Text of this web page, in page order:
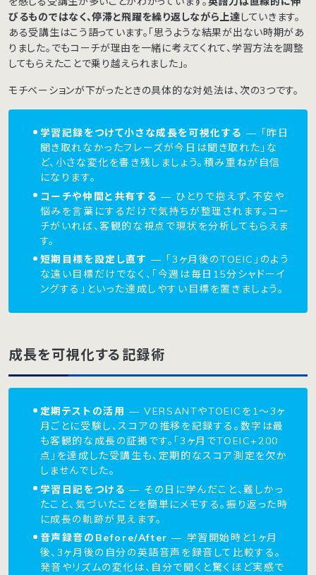
びるものではなく、停滞と飛躍を繰り返しながら上達していきます。
ある受講生はこう語っています。「思うような結果が出ない時期があ
りました。でもコーチが理由を一緒に考えてくれて、学習方法を調整
してもらえたことで乗り越えられました」。
モチベーションが下がったときの具体的な対処法は、次の3つです。
学習記録をつけて小さな成長を可視化する — 「昨日
聞き取れなかったフレーズが今日は聞き取れた」な
ど、小さな変化を書き残しましょう。積み重ねが自信
になります。
コーチや仲間と共有する — ひとりで抱えず、不安や
悩みを言葉にするだけで気持ちが整理されます。コー
チがいれば、客観的な視点で現状を分析してもらえま
す。
短期目標を設定し直す — 「3ヶ月後のTOEIC」のよう
な遠い目標だけでなく、「今週は毎日15分シャドーイ
ングする」といった達成しやすい目標を置きましょう。
成長を可視化する記録術
定期テストの活用 — VERSANTやTOEICを1〜3ヶ
月ごとに受験し、スコアの推移を記録する。数字は最
も客観的な成長の証拠です。「3ヶ月でTOEIC+200
点」を達成した受講生も、定期的なスコア測定を欠か
しませんでした。
学習日記をつける — その日に学んだこと、難しかっ
たこと、気づいたことを簡単にメモする。振り返った時
に成長の軌跡が見えます。
音声録音のBefore/After — 学習開始時と1ヶ月
後、3ヶ月後の自分の英語音声を録音して比較する。
発音やリズムの変化は、自分で聞くと驚くほど実感で